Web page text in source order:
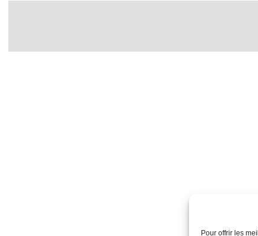
Pour offrir les